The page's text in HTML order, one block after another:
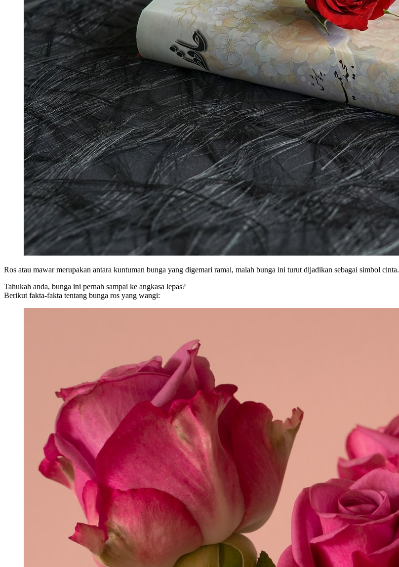
Ros atau mawar merupakan antara kuntuman bunga yang digemari ramai, malah bunga ini turut dijadikan sebagai simbol cinta.
Tahukah anda, bunga ini pernah sampai ke angkasa lepas?
Berikut fakta-fakta tentang bunga ros yang wangi: